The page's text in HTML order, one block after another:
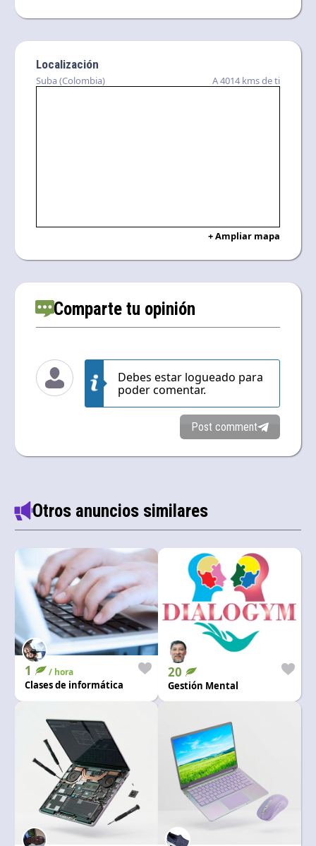
Comparte tu opinión
Debes estar logueado para
poder comentar.
Post comment
Localización
Suba (Colombia) A 4014 kms de ti
+ Ampliar mapa
Otros anuncios similares
1 / hora
Clases de informática
20
Gestión Mental